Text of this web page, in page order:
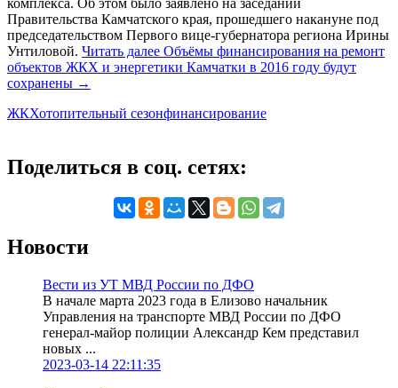
Правительства Камчатского края, прошедшего накануне под
председательством Первого вице-губернатора региона Ирины
Унтиловой. Читать далее Объёмы финансирования на ремонт
объектов ЖКХ и энергетики Камчатки в 2016 году будут
сохранены →
ЖКХотопительный сезонфинансирование
Поделиться в соц. сетях:
Новости
Вести из УТ МВД России по ДФО
В начале марта 2023 года в Елизово начальник
Управления на транспорте МВД России по ДФО
генерал-майор полиции Александр Кем представил
новых ...
2023-03-14 22:11:35